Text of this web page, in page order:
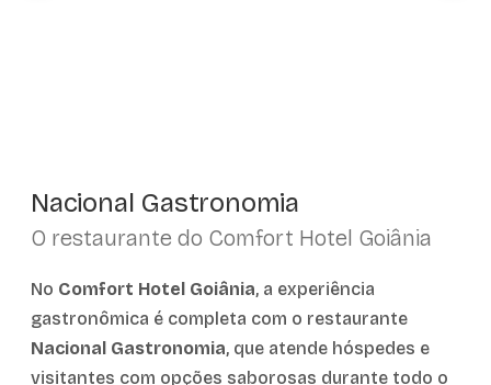
Nacional Gastronomia
O restaurante do Comfort Hotel Goiânia
No Comfort Hotel Goiânia, a experiência
gastronômica é completa com o restaurante
Nacional Gastronomia, que atende hóspedes e
visitantes com opções saborosas durante todo o